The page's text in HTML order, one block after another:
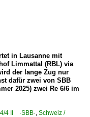
Werbeloks
IC
IC
in Lausanne mit
Limmattal (RBL) via
der lange Zug nur
dafür zwei von SBB
2025) zwei Re 6/6 im
4 II ·SBB· Schweiz /